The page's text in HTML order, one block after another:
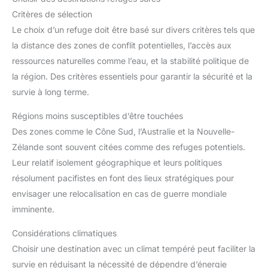
Critères de sélection
Le choix d’un refuge doit être basé sur divers critères tels que
la distance des zones de conflit potentielles, l’accès aux
ressources naturelles comme l’eau, et la stabilité politique de
la région. Des critères essentiels pour garantir la sécurité et la
survie à long terme.
Régions moins susceptibles d’être touchées
Des zones comme le Cône Sud, l’Australie et la Nouvelle-
Zélande sont souvent citées comme des refuges potentiels.
Leur relatif isolement géographique et leurs politiques
résolument pacifistes en font des lieux stratégiques pour
envisager une relocalisation en cas de guerre mondiale
imminente.
Considérations climatiques
Choisir une destination avec un climat tempéré peut faciliter la
survie en réduisant la nécessité de dépendre d’énergie